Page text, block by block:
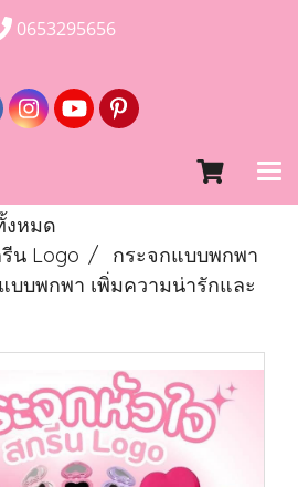
0653295656
งหมด
น Logo
กระจกแบบพกพา
บบพกพา เพิ่มความน่ารักและ